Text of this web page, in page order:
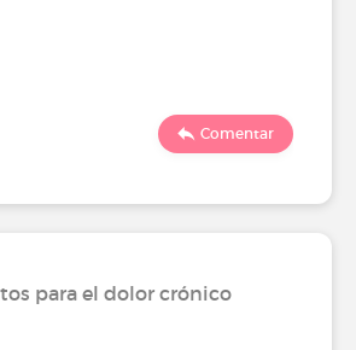
Comentar
para el dolor crónico